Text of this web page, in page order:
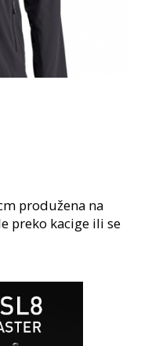
produžena na
preko kacige ili se